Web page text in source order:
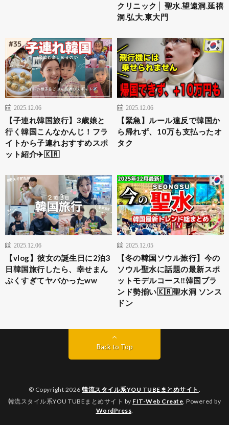
クリニック│ 聖水.望遠洞.延禧
洞.弘大.東大門
2025.12.06
【子連れ韓国旅行】3歳娘と
行く韓国こんなかんじ！フラ
イトから子連れおすすめスポ
ット紹介✈️🇰🇷
2025.12.06
【緊急】ルール違反で韓国か
ら帰れず、10万も支払ったオ
タク
2025.12.06
【vlog】彼女の誕生日に2泊3
日韓国旅行したら、幸せまん
ぷくすぎてヤバかったww
2025.12.05
【冬の韓国ソウル旅行】今の
ソウル聖水に話題の最新スポ
ットモデルコース‼️韓国ブラ
ンド勢揃い🇰🇷聖水洞 ソンス
ドン
Back to Top
© Copyright 2026韓流スタイル系YOU TUBEまとめサイト
韓流スタイル系YOU TUBEまとめサイト by FIT-Web Create . Powered by
WordPress